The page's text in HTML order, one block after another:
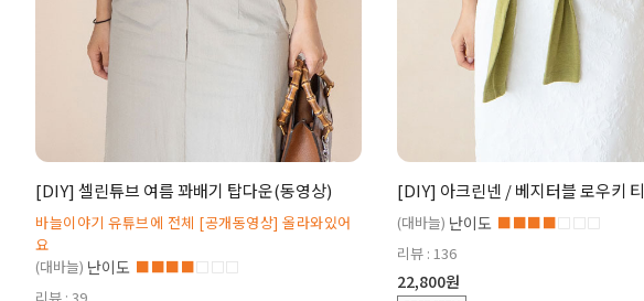
[DIY] 셀린튜브 여름 꽈배기 탑다운(동영상)
바늘이야기 유튜브에 전체 [공개동영상] 올라와있어
요
(대바늘) 난이도 ■■■■□□□
[DIY] 아크린넨 / 베지터블 로우키 티
(대바늘) 난이도 ■■■■□□□
리뷰 : 136
22,800원